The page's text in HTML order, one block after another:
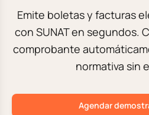
Emite boletas y facturas
con SUNAT en segundos.
comprobante
normativa sin
Agendar